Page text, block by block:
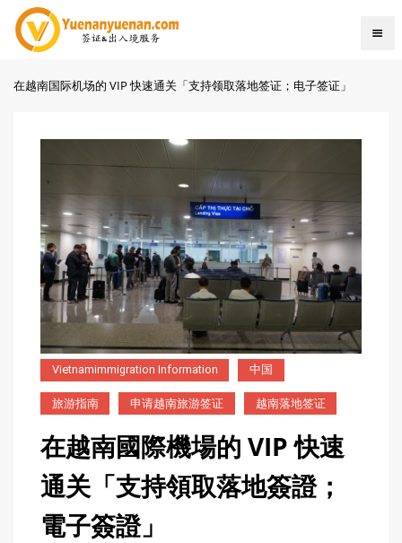
在越南国际机场的 VIP 快速通关「支持领取落地签证；电子签证」
Vietnamimmigration Information 中国
旅游指南 申请越南旅游签证 越南落地签证
在越南國際機場的 VIP 快速
通关「支持領取落地簽證；
電子簽證」